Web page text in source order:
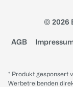
© 2026
AGB
* Produkt gesponsert
Werbetreibenden